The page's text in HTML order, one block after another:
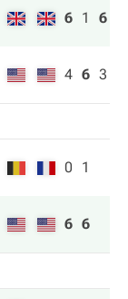
6 1 6
4 6 3
0 1
6 6